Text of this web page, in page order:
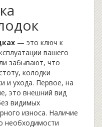
— это ключ к
вашего
забывают, что
колодки
и ухода. Первое, на
это внешний вид
видимых
износа. Наличие
необходимости